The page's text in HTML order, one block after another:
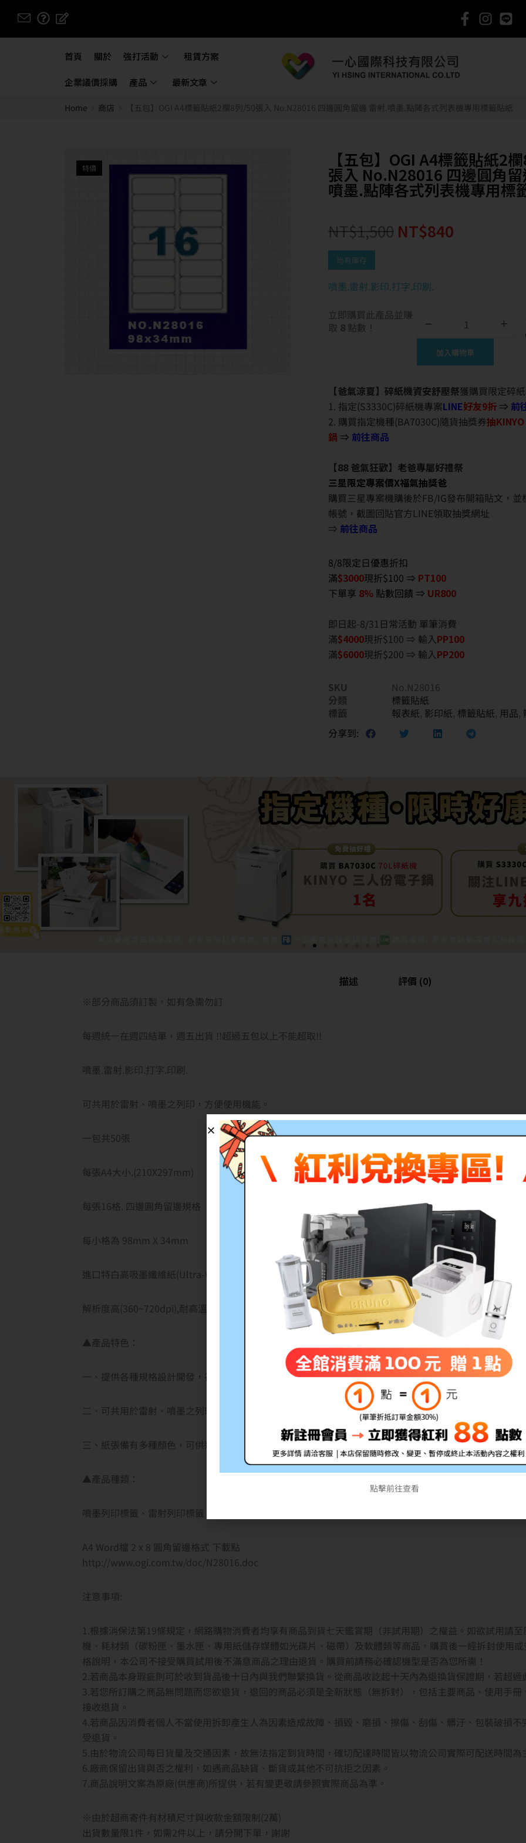
首頁 關於 強打活動 租賃方案
企業議價採購 產品 最新文章
Home 商店 【五包】OGI A4標籤貼紙2欄8列/50張入 No.N28016 四邊圓角留邊 雷射.噴墨.點陣各式列表機專用標籤貼紙
特價 【五包】OGI A4標籤貼紙2
張入 No.N28016 四邊圓角
噴墨.點陣各式列表機專用標
NT$1,500 NT$840
尚有庫存
噴墨.雷射.影印.打字.印刷.
立即購買此產品並賺
取 8點數！
加入購物車
【爸氣涼夏】碎紙機資安舒壓祭獲購買限定碎
1. 指定(S3330C)碎紙機專案LINE好友9折 ⇒ 前
2. 購買指定機種(BA7030C)隨貨抽獎券抽
鍋 ⇒ 前往商品
【88 爸氣狂歡】老爸專屬好禮祭
三星限定專案價X福氣抽獎爸
購買三星專案機購後於FB/IG發布開箱貼文，並
帳號，截圖回貼官方LINE領取抽獎網址
⇒ 前往商品
8/8限定日優惠折扣
滿$3000現折$100 ⇒ PT100
下單享 8% 點數回饋 ⇒ UR800
即日起-8/31日常活動 單筆消費
滿$4000現折$100 ⇒ 輸入PP100
滿$6000現折$200 ⇒ 輸入PP200
SKU
No.N28016
分類
標籤貼紙
標籤
報表紙, 影印紙, 標籤貼紙, 用品,
分享到:
描述
評價 (0)
※部分商品須訂製，如有急需勿訂
每週統一在週四結單，週五出貨 !!超過五包以上不能超取!!
噴墨.雷射.影印.打字.印刷.
可共用於雷射、噴墨之列印，方便使用機能。
一包共50張
每張A4大小.(210X297mm)
每張16格. 四邊圓角留邊規格
每小格為 98mm X 34mm
進口特白高吸墨纖維紙(Ultra-White Plain Paper),
解析度高(360~720dpi),耐高溫,易撕貼
▲產品特色：
一、提供各種規格設計開發，符合企業彈性運用。
二、可共用於雷射、噴墨之列印，方便使用機能。
三、紙張備有多種顏色，可供選擇使用。
▲產品種類：
噴墨列印標籤、雷射列印標籤、點矩陣列印標籤、條碼吊卡、電腦標籤
A4 Word檔 2 x 8 圓角留邊格式 下載點
http://www.ogi.com.tw/doc/N28016.doc
注意事項:
1.根據消保法第19條規定，網路購物消費者均享有商品到貨七天鑑賞期（非試用期）之權益。如欲試用請
機、耗材類（碳粉匣、墨水匣、專用紙儲存媒體如光碟片、磁帶）及軟體類等商品，購買後一經拆封使用
格說明，本公司不接受購買試用後不滿意商品之理由退貨。購買前請務必確認機型是否為您所需！
2.若商品本身瑕疵則可於收到貨品後十日內與我們聯繫換貨。從商品收訖起十天內為退換貨保證期，若超過
3.若您所訂購之商品無問題而您欲退貨，退回的商品必須是全新狀態（無拆封），包括主要商品、使用手
接收退貨。
4.若商品因消費者個人不當使用拆卸產生人為因素造成故障、損毀、磨損、擦傷、刮傷、髒汙、包裝破損
受退貨。
5.由於物流公司每日貨量及交通因素，故無法指定到貨時間，確切配達時間皆以物流公司實際可配送時間為
6.廠商保留出貨與否之權利，如遇商品缺貨、斷貨或其他不可抗拒之因素。
7.商品說明文案為原廠(供應商)所提供，若有變更敬請參照實際商品為準。
※由於超商寄件有材積尺寸與收款金額限制(2萬)
出貨數量限1件，如需2件以上，請分開下單，謝謝
點擊前往查看